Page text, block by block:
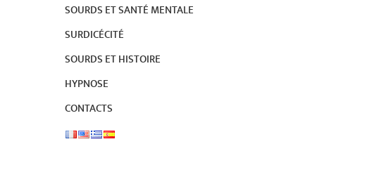
SOURDS ET SANTÉ MENTALE
SURDICÉCITÉ
SOURDS ET HISTOIRE
HYPNOSE
CONTACTS